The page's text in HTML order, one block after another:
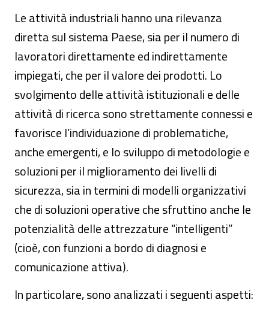
Le attività industriali hanno una rilevanza
diretta sul sistema Paese, sia per il numero di
lavoratori direttamente ed indirettamente
impiegati, che per il valore dei prodotti. Lo
svolgimento delle attività istituzionali e delle
attività di ricerca sono strettamente connessi e
favorisce l’individuazione di problematiche,
anche emergenti, e lo sviluppo di metodologie e
soluzioni per il miglioramento dei livelli di
sicurezza, sia in termini di modelli organizzativi
che di soluzioni operative che sfruttino anche le
potenzialità delle attrezzature “intelligenti”
(cioè, con funzioni a bordo di diagnosi e
comunicazione attiva).
In particolare, sono analizzati i seguenti aspetti: